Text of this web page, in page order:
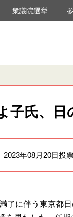
衆議院選挙
子氏、
2023年08月20日投
了に伴う東京都